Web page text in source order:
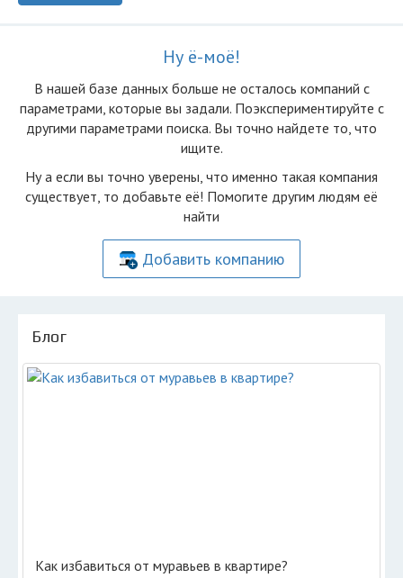
Ну ё-моё!
В нашей базе данных больше не осталоcь компаний с
параметрами, которые вы задали. Поэкспериментируйте с
другими параметрами поиска. Вы точно найдете то, что
ищите.
Ну а если вы точно уверены, что именно такая компания
существует, то добавьте её! Помогите другим людям её
найти
Добавить компанию
Блог
Как избавиться от муравьев в квартире?